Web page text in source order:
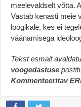
meelevaldselt võtta.
Vastab kenasti meie
loogikale, kes ei
väänamisega
Tekst esmalt
voogedastuse
Kommenteeritav